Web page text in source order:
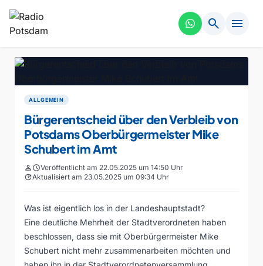
search menu
ALLGEMEIN
Bürgerentscheid über den Verbleib von
Potsdams Oberbürgermeister Mike
Schubert im Amt
personscheduleVeröffentlicht am 22.05.2025 um 14:50 Uhr
updateAktualisiert am 23.05.2025 um 09:34 Uhr
Was ist eigentlich los in der Landeshauptstadt?
Eine deutliche Mehrheit der Stadtverordneten haben
beschlossen, dass sie mit Oberbürgermeister Mike
Schubert nicht mehr zusammenarbeiten möchten und